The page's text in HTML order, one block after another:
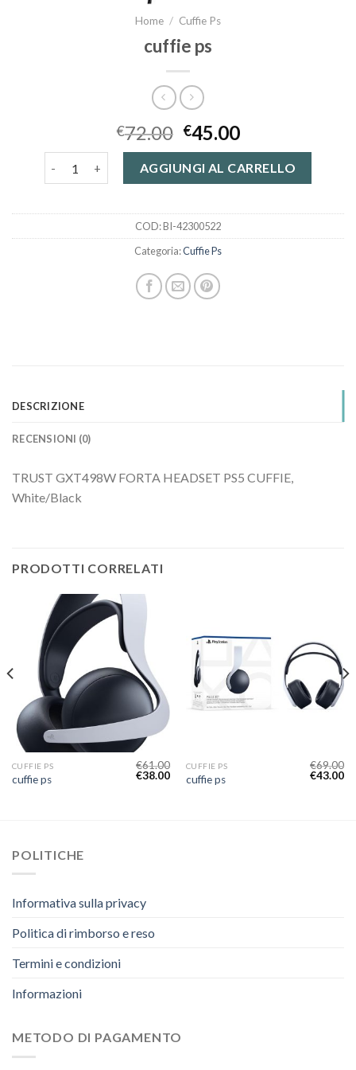
Home / Cuffie Ps
cuffie ps
€72.00 €45.00
AGGIUNGI AL CARRELLO
COD:BI-42300522
Categoria:Cuffie Ps
DESCRIZIONE
RECENSIONI (0)
TRUST GXT498W FORTA HEADSET PS5 CUFFIE,
White/Black
PRODOTTI CORRELATI
CUFFIE PS
cuffie ps
€61.00
€38.00
CUFFIE PS
cuffie ps
€69.00
€43.00
POLITICHE
Informativa sulla privacy
Politica di rimborso e reso
Termini e condizioni
Informazioni
METODO DI PAGAMENTO